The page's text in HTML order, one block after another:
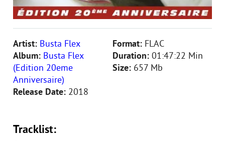
Artist: Busta Flex
Album: Busta Flex
(Edition 20eme
Anniversaire)
Release Date: 2018
Format: FLAC
Duration: 01:47:22 Min
Size: 657 Mb
Tracklist: